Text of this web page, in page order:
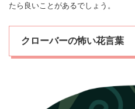
たら良いことがあるでしょう。
クローバーの怖い花言葉